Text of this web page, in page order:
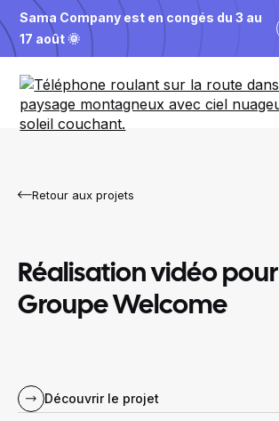
Sama Company est en congés du 3 au
17 août 🌞
Retour aux projets
Réalisation vidéo pour
Groupe Welcome
Découvrir le projet